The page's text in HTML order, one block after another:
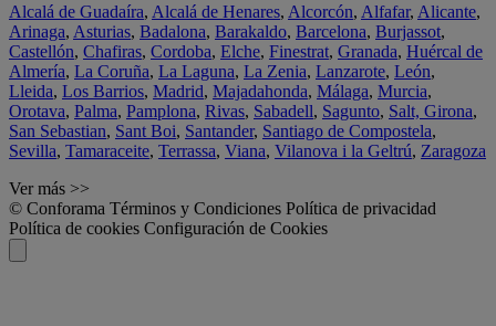
Alcalá de Guadaíra, Alcalá de Henares, Alcorcón, Alfafar, Alicante,
Arinaga, Asturias, Badalona, Barakaldo, Barcelona, Burjassot,
Castellón, Chafiras, Cordoba, Elche, Finestrat, Granada, Huércal de
Almería, La Coruña, La Laguna, La Zenia, Lanzarote, León,
Lleida, Los Barrios, Madrid, Majadahonda, Málaga, Murcia,
Orotava, Palma, Pamplona, Rivas, Sabadell, Sagunto, Salt, Girona,
San Sebastian, Sant Boi, Santander, Santiago de Compostela,
Sevilla, Tamaraceite, Terrassa, Viana, Vilanova i la Geltrú, Zaragoza
Ver más >>
© Conforama Términos y Condiciones Política de privacidad
Política de cookies Configuración de Cookies